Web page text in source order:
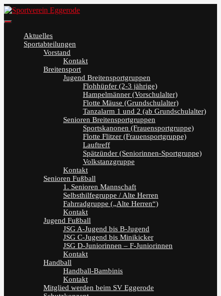
Skip
to
Aktuelles
Sportabteilungen
Vorstand
Kontakt
Breitensport
Jugend Breitensportgruppen
Flohhüpfer (2-3 jährige)
Hampelmänner (Vorschulalter)
Flotte Mäuse (Grundschulalter)
Tanzalarm 1 und 2 (ab Grundschulalter)
Senioren Breitensportgruppen
Sportskanonen (Frauensportgruppe)
Flotte Flitzer (Frauensportgruppe)
Lauftreff
Spätzünder (Seniorinnen-Sportgruppe)
Volkstanzgruppe
Kontakt
Senioren Fußball
1. Senioren Mannschaft
Selbsthilfegruppe / Alte Herren
Fahrradgruppe („Alte Herren“)
Kontakt
Jugend Fußball
JSG A-Jugend bis B-Jugend
JSG C-Jugend bis Minikicker
JSG D-Juniorinnen – F-Juniorinnen
Kontakt
Handball
Handball-Bambinis
Kontakt
Mitglied werden beim SV Eggerode